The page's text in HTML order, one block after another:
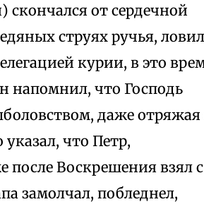
скончался от сердечной
струях ручья, ловил
курии, в это
напомнил, что Господь
даже отряжая
что Петр,
после Воскрешения взял с
замолчал, побледнел,